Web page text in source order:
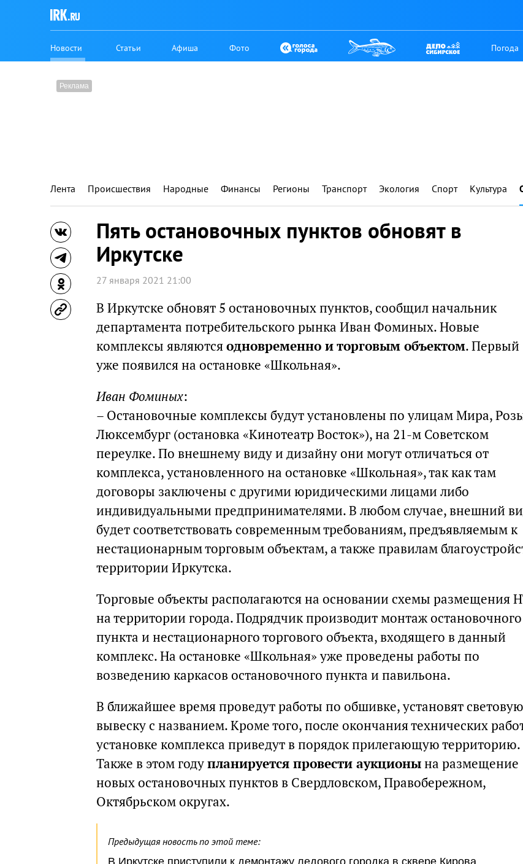
Новости Статьи Афиша Фото Погода
Лента Происшествия Народные Финансы Регионы Транспорт Экология Спорт Культура
Пять остановочных пунктов обновят в
Иркутске
27 января 2021 21:00
В Иркутске обновят 5 остановочных пунктов, сообщил начальник
департамента потребительского рынка Иван Фоминых. Новые
комплексы являютсяодновременно и торговым объектом. Первый
уже появился на остановке «Школьная».
Иван Фоминых:
– Остановочные комплексы будут установлены по улицам Мира,
Люксембург (остановка «Кинотеатр Восток»), на 21-м Советском
переулке. По внешнему виду и дизайну они могут отличаться от
комплекса, установленного на остановке «Школьная», так как там
договоры заключены с другими юридическими лицами либо
индивидуальными предпринимателями. В любом случае, внешний
будет соответствовать современным требованиям, предъявляемым к
нестационарным торговым объектам, а также правилам
территории Иркутска.
Торговые объекты располагаются на основании схемы размещения
на территории города. Подрядчик производит монтаж остановочного
пункта и нестационарного торгового объекта, входящего в данный
комплекс. На остановке «Школьная» уже проведены работы по
возведению каркасов остановочного пункта и павильона.
В ближайшее время проведут работы по обшивке, установят световую
вывеску с названием. Кроме того, после окончания технических
установке комплекса приведут в порядок прилегающую территорию.
Также в этом годупланируется провести аукционына размещение
новых остановочных пунктов в Свердловском, Правобережном,
Октябрьском округах.
Предыдущая новость по этой теме:
В Иркутске приступили к демонтажу ледового городка в сквере Кирова